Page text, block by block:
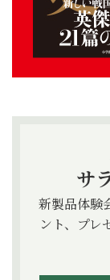
サ
新製品体験
ント、プレ